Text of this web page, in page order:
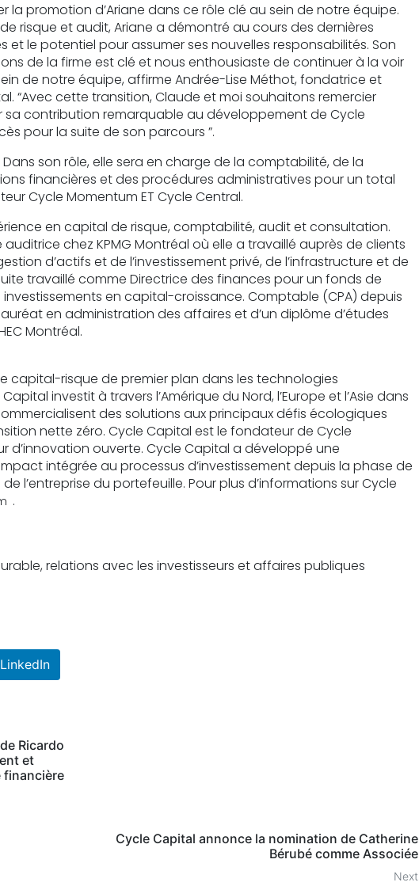
la promotion d’Ariane dans ce rôle clé au sein de notre équipe.
risque et audit, Ariane a démontré au cours des dernières
et le potentiel pour assumer ses nouvelles responsabilités. Son
de la firme est clé et nous enthousiaste de continuer à la voir
de notre équipe, affirme Andrée-Lise Méthot, fondatrice et
“Avec cette transition, Claude et moi souhaitons remercier
contribution remarquable au développement de Cycle
pour la suite de son parcours ”.
son rôle, elle sera en charge de la comptabilité, de la
financières et des procédures administratives pour un total
Cycle Momentum ET Cycle Central.
en capital de risque, comptabilité, audit et consultation.
chez KPMG Montréal où elle a travaillé auprès de clients
d’actifs et de l’investissement privé, de l’infrastructure et de
travaillé comme Directrice des finances pour un fonds de
en capital-croissance. Comptable (CPA) depuis
en administration des affaires et d’un diplôme d’études
Montréal.
capital-risque de premier plan dans les technologies
investit à travers l’Amérique du Nord, l’Europe et l’Asie dans
des solutions aux principaux défis écologiques
nette zéro. Cycle Capital est le fondateur de Cycle
d’innovation ouverte. Cycle Capital a développé une
intégrée au processus d’investissement depuis la phase de
l’entreprise du portefeuille. Pour plus d’informations sur Cycle
.
relations avec les investisseurs et affaires publiques
LinkedIn
Ricardo
et
financière
Cycle Capital annonce la nomination de Catherine
Bérubé comme Associée
Next